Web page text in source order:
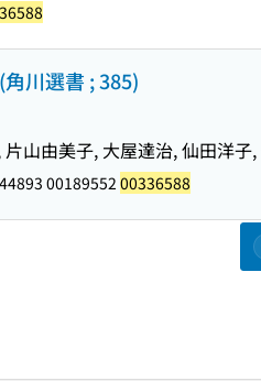
川選書 ; 385)
山由美子, 大屋達治, 仙田洋子
0018955200336588